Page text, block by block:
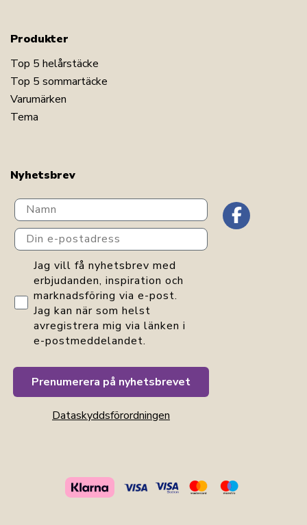
Produkter
Top 5 helårstäcke
Top 5 sommartäcke
Varumärken
Tema
Nyhetsbrev
Navn
Din e-postadress
GDPR consent
Jag vill få nyhetsbrev med
erbjudanden, inspiration och
marknadsföring via e-post.
Jag kan när som helst
avregistrera mig via länken i
e-postmeddelandet.
Prenumerera på nyhetsbrevet
Dataskyddsförordningen